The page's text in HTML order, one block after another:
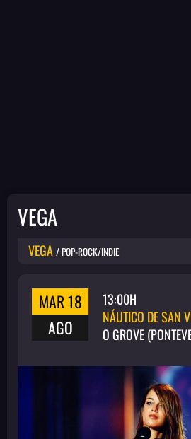
VEGA
VEGA / POP-ROCK/INDIE
MAR 18
AGO
13:00H
NÁUTICO DE SAN
O GROVE